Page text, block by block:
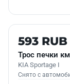
Б/У В НАЛИЧИИ
593 RUB
Трос печки
KIA Sportage I
Снято с